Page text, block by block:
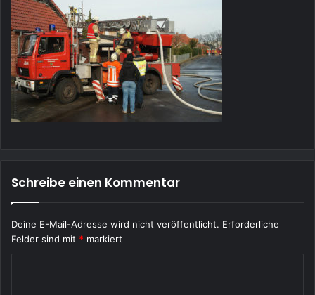
Schreibe einen Kommentar
Deine E-Mail-Adresse wird nicht veröffentlicht. Erforderliche
Felder sind mit * markiert